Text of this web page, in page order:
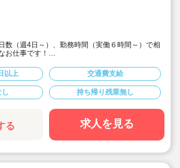
数（週4日～）、勤務時間（実働６時間～）で相
お仕事です！
！
駅が最寄りの希少な求人！
無しで保育に専念できます！
以上 交通費支給
し 持ち帰り残業無し
る 求人を見る